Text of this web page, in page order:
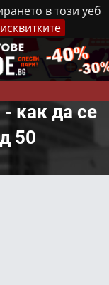
в този уеб
Контакти
как да се
50